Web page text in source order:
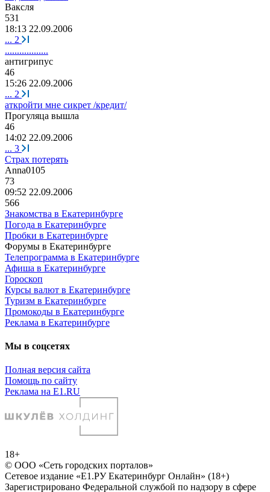
Ваксля
531
18:13 22.09.2006
... 2
..................
антигрипус
46
15:26 22.09.2006
... 2
аткройти мне сикрет /кредит/
Прогуляца вышла
46
14:02 22.09.2006
... 3
Страх потерять
Anna0105
73
09:52 22.09.2006
566
Знакомства в Екатеринбурге
Погода в Екатеринбурге
Пробки в Екатеринбурге
Форумы в Екатеринбурге
Телепрограмма в Екатеринбурге
Афиша в Екатеринбурге
Гороскоп
Курсы валют в Екатеринбурге
Туризм в Екатеринбурге
Промокоды в Екатеринбурге
Реклама в Екатеринбурге
Мы в соцсетях
Полная версия сайта
Помощь по сайту
Реклама на E1.RU
18+
© ООО «Сеть городских порталов»
Сетевое издание «Е1.РУ Екатеринбург Онлайн» (18+)
Зарегистрировано Федеральной службой по надзору в сфере